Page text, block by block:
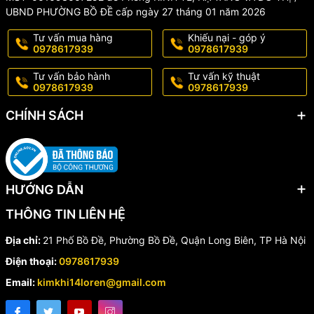
KHÔNG BẢO HÀNH, ĐỔI TRẢ đối với các trường hợp sản phẩm bị
làm hỏng, hoặc qua thời gian sử dụng lâu dài.
#maymaisanlopotoxemay #maymaicamtay #maymainenkhi
#15chitiet
UBND PHƯỜNG BỒ ĐỀ cấp ngày 27 tháng 01 năm 2026
Tư vấn mua hàng
0978617939
Khiếu nại - góp ý
0978617939
Tư vấn bảo hành
0978617939
Tư vấn kỹ thuật
0978617939
CHÍNH SÁCH
HƯỚNG DẪN
THÔNG TIN LIÊN HỆ
Địa chỉ: 21 Phố Bồ Đề, Phường Bồ Đề, Quận Long Biên, TP Hà Nội
Điện thoại:0978617939
Email: kimkhi14loren@gmail.com